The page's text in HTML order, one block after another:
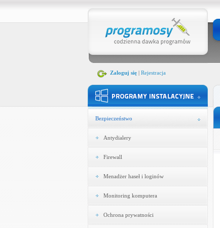
Zaloguj się| Rejestracja
Bezpieczeństwo
Antydialery
Firewall
Menadżer haseł i loginów
Monitoring komputera
Ochrona prywatności